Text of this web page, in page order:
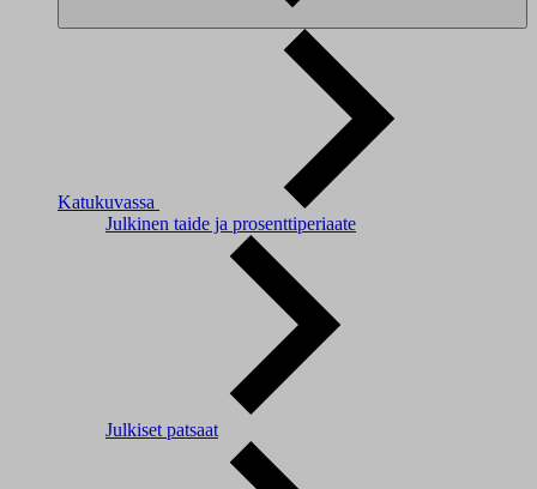
Katukuvassa
Julkinen taide ja prosenttiperiaate
Julkiset patsaat